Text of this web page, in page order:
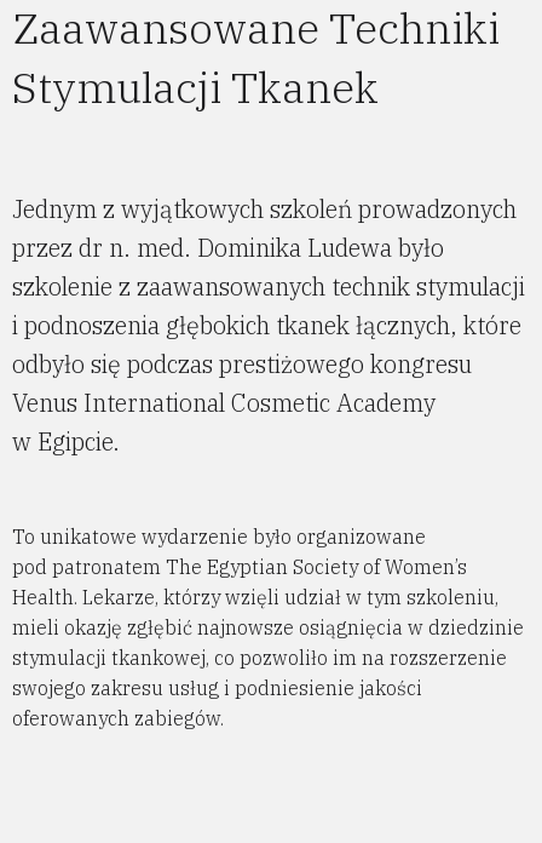
Zaawansowane Techniki
Stymulacji Tkanek
Jednym z wyjątkowych szkoleń prowadzonych
przez dr n. med. Dominika Ludewa było
szkolenie z zaawansowanych technik stymulacji
i podnoszenia głębokich tkanek łącznych, które
odbyło się podczas prestiżowego kongresu
Venus International Cosmetic Academy
w Egipcie.
To unikatowe wydarzenie było organizowane
pod patronatem The Egyptian Society of Women’s
Health. Lekarze, którzy wzięli udział w tym szkoleniu,
mieli okazję zgłębić najnowsze osiągnięcia w dziedzinie
stymulacji tkankowej, co pozwoliło im na rozszerzenie
swojego zakresu usług i podniesienie jakości
oferowanych zabiegów.